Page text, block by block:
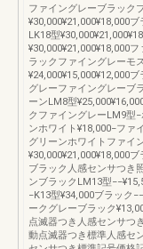
ファイングレーブラック
¥30,000¥21,000¥18,000
LK18型
¥30,000¥21,000¥18,000
ラックファイングレーモ
¥24,000¥15,000¥12,000
グレーファイングレーブ
ーンLM8型
クファイングレーLM9型
ンホワイト¥18,000−ファ
グリーンホワイトファイ
¥30,000¥21,000¥18,000
ブラック人感センサつ
ンブラックLM13型
−K13型¥34,000ブラック
ークグレーブラック
点滅器つき人感センサ
動点滅器つき標準人感セ